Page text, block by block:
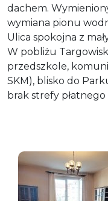
dachem.
wymiana pionu
Ulica spokojna z
W pobliżu
przedszkole,
SKM), blisko do
brak strefy